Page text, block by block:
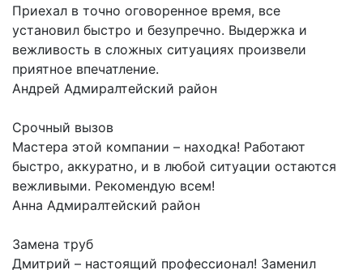
Приехал в точно оговоренное время, все
установил быстро и безупречно. Выдержка и
вежливость в сложных ситуациях произвели
приятное впечатление.
Андрей Адмиралтейский район
Срочный вызов
Мастера этой компании – находка! Работают
быстро, аккуратно, и в любой ситуации остаются
вежливыми. Рекомендую всем!
Анна Адмиралтейский район
Замена труб
Дмитрий – настоящий профессионал! Заменил